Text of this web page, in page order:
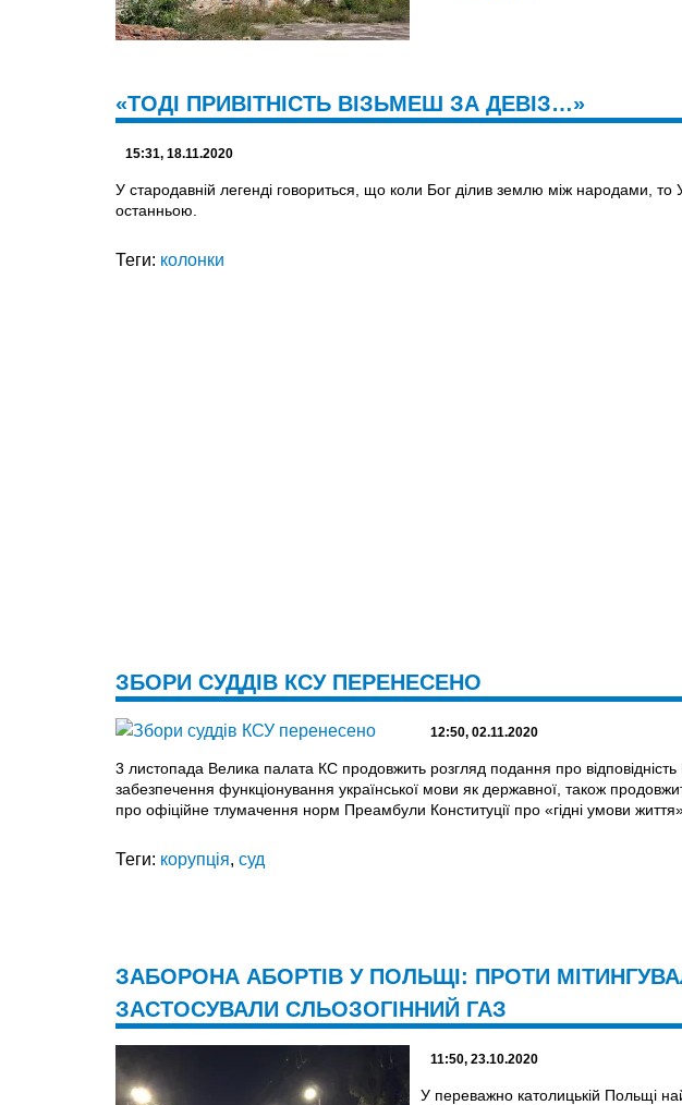
«ТОДІ ПРИВІТНІСТЬ ВІЗЬМЕШ ЗА ДЕВІЗ…»
15:31, 18.11.2020
У стародавній легенді говориться, що коли Бог ділив землю між народами, то
останньою.
Теги: колонки
ЗБОРИ СУДДІВ КСУ ПЕРЕНЕСЕНО
12:50, 02.11.2020
3 листопада Велика палата КС продовжить розгляд подання про відповідність
забезпечення функціонування української мови як державної, також
про офіційне тлумачення норм Преамбули Конституції про «гідні умови
Теги: корупція, суд
ЗАБОРОНА АБОРТІВ У ПОЛЬЩІ: ПРОТИ
ЗАСТОСУВАЛИ СЛЬОЗОГІННИЙ ГАЗ
11:50, 23.10.2020
У переважно католицькій Польщі